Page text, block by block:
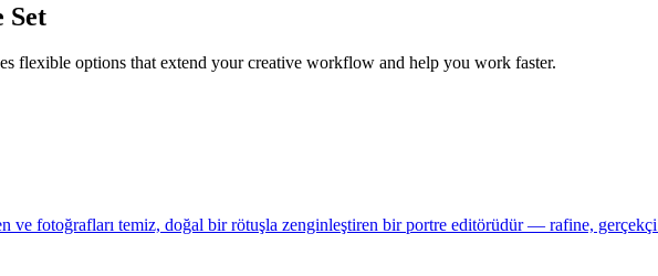
Set
flexible options that extend your creative workflow and help you work faster.
ve fotoğrafları temiz, doğal bir rötuşla zenginleştiren bir portre editörüdür — rafine,